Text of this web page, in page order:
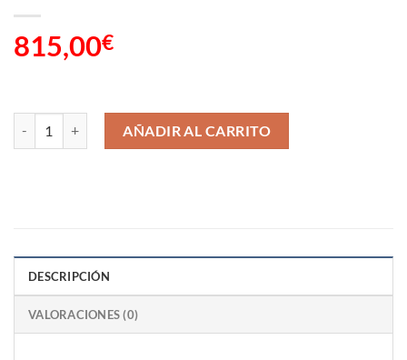
815,00€
Biosaludable modelo ELÍPTICA cantidad
AÑADIR AL CARRITO
DESCRIPCIÓN
VALORACIONES (0)